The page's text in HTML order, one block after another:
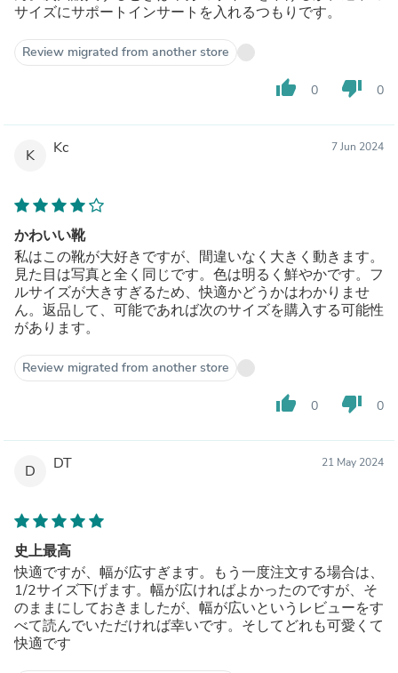
サイズにサポートインサートを入れるつもりです。
Review migrated from another store
thumb_up 0 thumb_down 0
K Kc 7 Jun 2024
かわいい靴
私はこの靴が大好きですが、間違いなく大きく動きます。
見た目は写真と全く同じです。色は明るく鮮やかです。フ
ルサイズが大きすぎるため、快適かどうかはわかりませ
ん。返品して、可能であれば次のサイズを購入する可能性
があります。
Review migrated from another store
thumb_up 0 thumb_down 0
D DT 21 May 2024
史上最高
快適ですが、幅が広すぎます。もう一度注文する場合は、
1/2サイズ下げます。幅が広ければよかったのですが、そ
のままにしておきましたが、幅が広いというレビューをす
べて読んでいただければ幸いです。そしてどれも可愛くて
快適です